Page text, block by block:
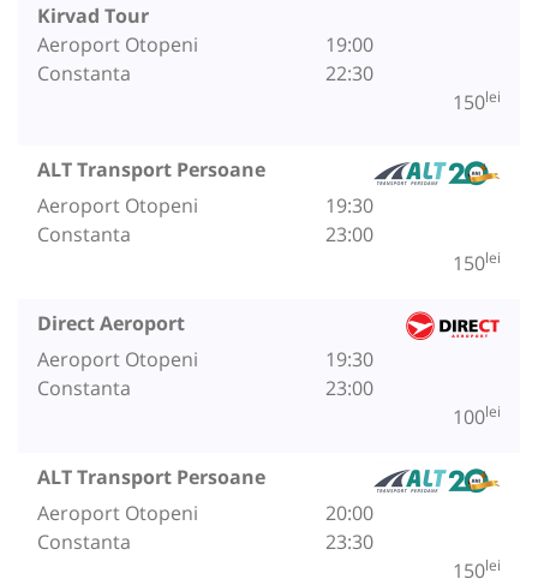
Kirvad Tour
Aeroport Otopeni
Constanta
19:00
22:30
150lei
ALT Transport Persoane
Aeroport Otopeni
Constanta
19:30
23:00
150lei
Direct Aeroport
Aeroport Otopeni
Constanta
19:30
23:00
100lei
ALT Transport Persoane
Aeroport Otopeni
Constanta
20:00
23:30
150lei